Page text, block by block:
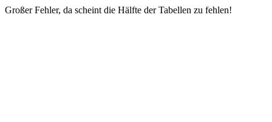
Großer Fehler, da scheint die Hälfte der Tabellen zu fehlen!